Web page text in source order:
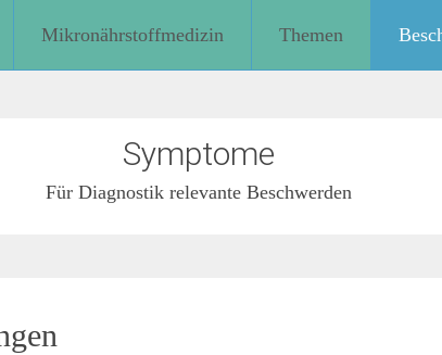
Mikronährstoffmedizin Themen
Symptome
Für Diagnostik relevante Beschwerden